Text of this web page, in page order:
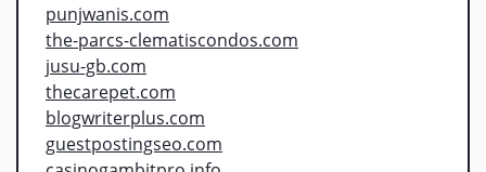
punjwanis.com
the-parcs-clematiscondos.com
jusu-gb.com
thecarepet.com
blogwriterplus.com
guestpostingseo.com